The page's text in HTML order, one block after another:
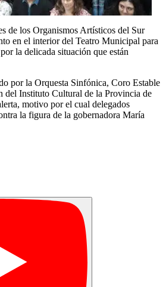
de los Organismos Artísticos del Sur
en el interior del Teatro Municipal para
la delicada situación que están
por la Orquesta Sinfónica, Coro Estable
del Instituto Cultural de la Provincia de
motivo por el cual delegados
la figura de la gobernadora María